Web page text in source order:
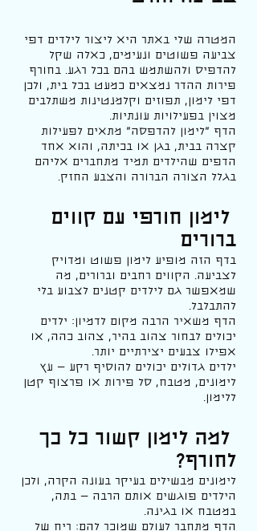
המטרה שלי באתר היא ליצור לילדים דפי
צביעה פשוטים ונעימים, כאלה שקל
להדפיס ולהשתמש בהם בכל רגע. בחורף
פירות ההדר נמצאים כמעט בכל בית, ולכן
דפי לימון, תפוזים וקלמנטינות משתלבים
מצוין בפעילויות עונתיות.
הדף “לימון להדפסה” מתאים לפעילות
קצרה בבית, בגן או בכיתה, והוא אחד
הדפים שהילדים תמיד מתחברים אליהם
בגלל הצורה הברורה והצבע החזק.
לימון חורפי עם קווים
ברורים
בדף הזה מופיע לימון פשוט ומדויק
לצביעה. הקווים רחבים וברורים, מה
שמאפשר גם לילדים קטנים לצבוע בלי
להתבלבל.
הדף משאיר הרבה מקום לדמיון: ילדים
יכולים לבחור צהוב בהיר, צהוב כהה, או
אפילו צבעים יצירתיים יותר.
ילדים גדולים יכולים להוסיף רקע — עץ
לימונים, מטבח, סל פירות או פרצוף קטן
ללימון.
למה לימון קשור כל כך
לחורף?
לימונים מבשילים בעיקר בעונה הקרה, ולכן
הילדים פוגשים אותם הרבה — בתה,
במטבח או בגינה.
הדף מתחבר לעולם שמוכר להם: ריח של